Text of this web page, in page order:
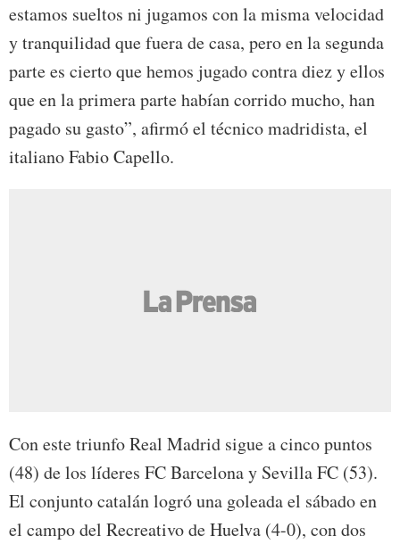
estamos sueltos ni jugamos con la misma velocidad
y tranquilidad que fuera de casa, pero en la segunda
parte es cierto que hemos jugado contra diez y ellos
que en la primera parte habían corrido mucho, han
pagado su gasto”, afirmó el técnico madridista, el
italiano Fabio Capello.
Con este triunfo Real Madrid sigue a cinco puntos
(48) de los líderes FC Barcelona y Sevilla FC (53).
El conjunto catalán logró una goleada el sábado en
el campo del Recreativo de Huelva (4-0), con dos